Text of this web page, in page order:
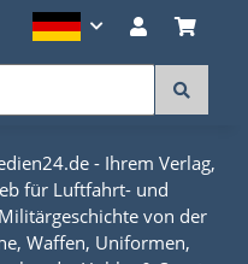
- Ihrem Verlag,
für Luftfahrt- und
von der
Waffen, Uniformen,